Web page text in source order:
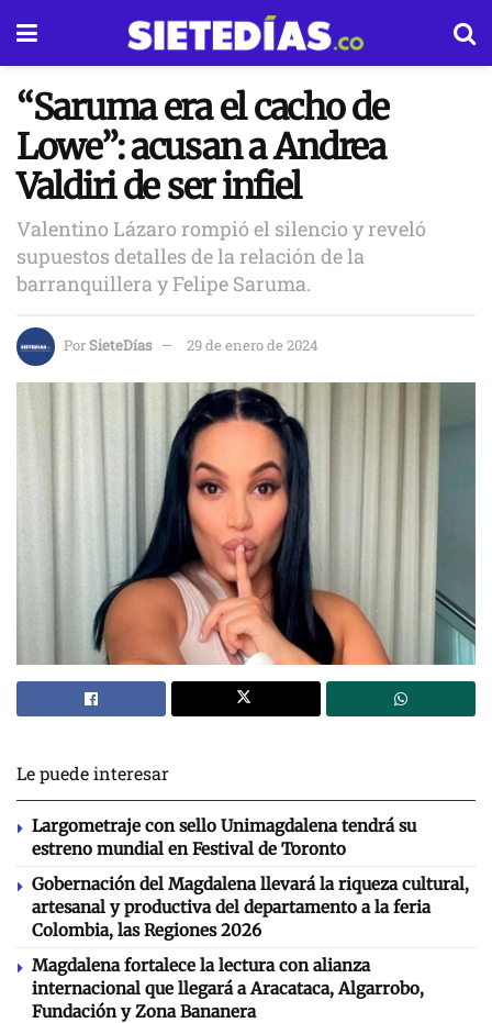
“Saruma era el cacho de
Lowe”: acusan a Andrea
Valdiri de ser infiel
Valentino Lázaro rompió el silencio y reveló
supuestos detalles de la relación de la
barranquillera y Felipe Saruma.
PorSieteDías 29 de enero de 2024
Le puede interesar
Largometraje con sello Unimagdalena tendrá su
estreno mundial en Festival de Toronto
Gobernación del Magdalena llevará la riqueza cultural,
artesanal y productiva del departamento a la feria
Colombia, las Regiones 2026
Magdalena fortalece la lectura con alianza
internacional que llegará a Aracataca, Algarrobo,
Fundación y Zona Bananera